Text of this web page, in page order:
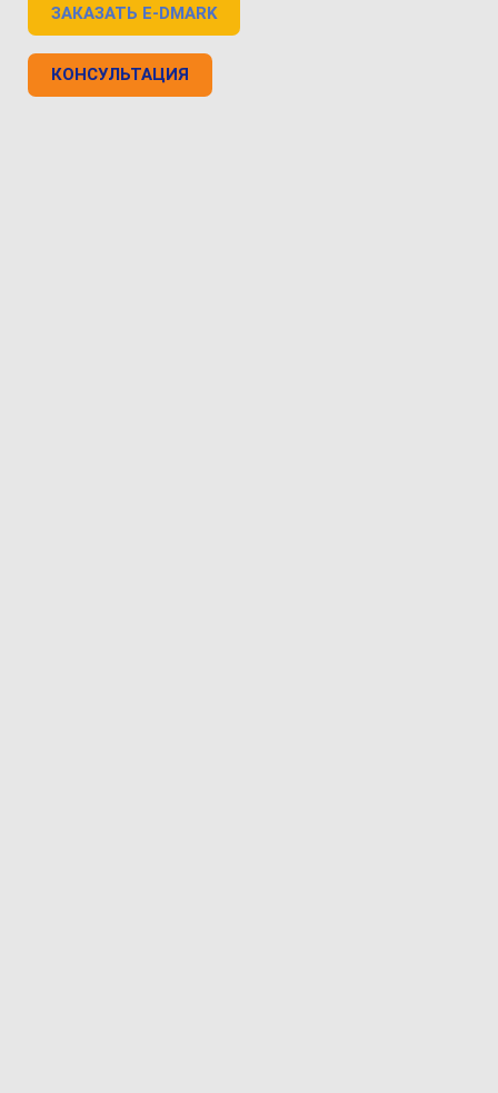
ЗАКАЗАТЬ E-DMARK
КОНСУЛЬТАЦИЯ